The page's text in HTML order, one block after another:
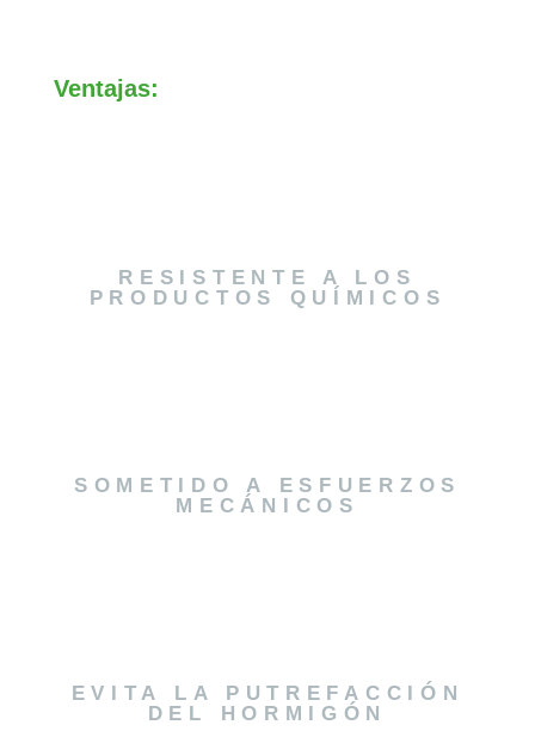
Ventajas:
RESISTENTE A LOS
PRODUCTOS QUÍMICOS
SOMETIDO A ESFUERZOS
MECÁNICOS
EVITA LA PUTREFACCIÓN
DEL HORMIGÓN